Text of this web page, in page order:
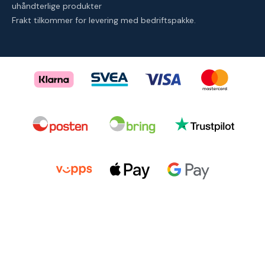
uhåndterlige produkter
Frakt tilkommer for levering med bedriftspakke.